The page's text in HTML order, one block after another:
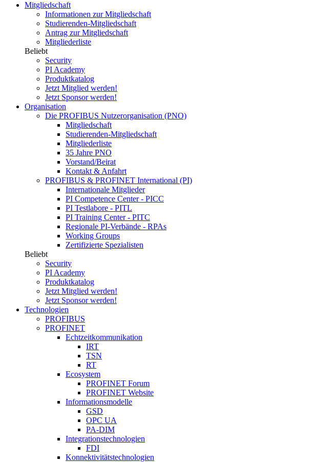
Mitgliedschaft
Informationen zur Mitgliedschaft
Studierenden-Mitgliedschaft
Antrag zur Mitgliedschaft
Mitgliederliste
Beliebt
Security
PI Academy
Produktkatalog
Jetzt Mitglied werden!
Jetzt Sponsor werden!
Organisation
Die PROFIBUS Nutzerorganisation (PNO)
Mitgliedschaft
Studierenden-Mitgliedschaft
Mitgliederliste
35 Jahre PNO
Vorstand/Beirat
Kontakt & Anfahrt
PROFIBUS & PROFINET International (PI)
Internationale Mitglieder
PI Competence Center - PICC
PI Testlabore - PITL
PI Training Center - PITC
Regionale PI-Verbände - RPAs
Working Groups
Zertifizierte Spezialisten
Beliebt
Security
PI Academy
Produktkatalog
Jetzt Mitglied werden!
Jetzt Sponsor werden!
Technologien
PROFIBUS
PROFINET
Echtzeitkommunikation
IRT
TSN
RT
Ecosystem
PROFINET Forum
PROFINET Website
Informationsmodelle
GSD
OPC UA
PA-DIM
Integrationstechnologien
FDI
Konnektivitätstechnologien